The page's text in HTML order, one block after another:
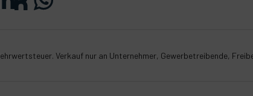
Verkauf nur an Unternehmer, Gewerbetreibende,